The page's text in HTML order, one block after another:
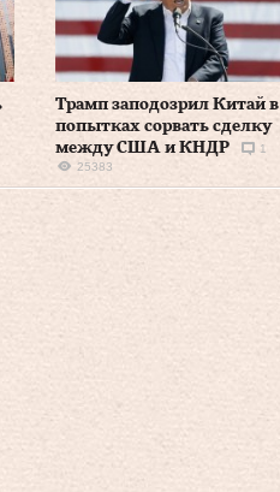
Трамп заподозрил Китай в
попытках сорвать сделку
между США и КНДР
1
25383